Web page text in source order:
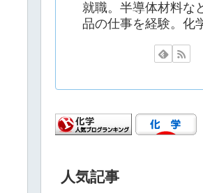
就職。半導体材料な
品の仕事を経験。化
人気記事